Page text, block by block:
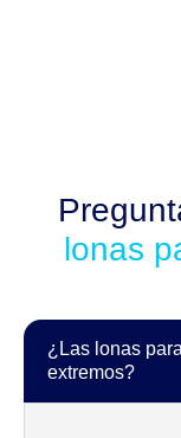
lonas
¿Las lonas
extremos?